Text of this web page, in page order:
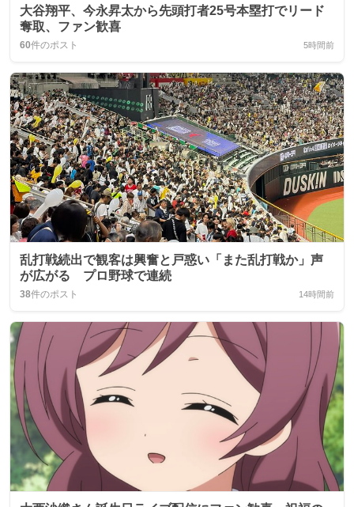
大谷翔平、今永昇太から先頭打者25号本塁打でリード
奪取、ファン歓喜
60件のポスト 5時間前
乱打戦続出で観客は興奮と戸惑い「また乱打戦か」声
が広がる プロ野球で連続
38件のポスト 14時間前